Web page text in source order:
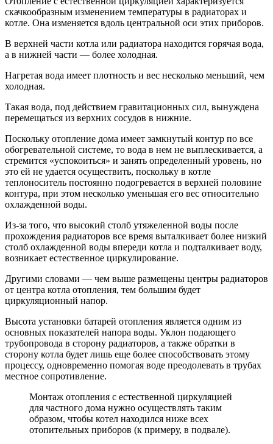
скачкообразным изменением температуры в радиаторах и
котле. Она изменяется вдоль центральной оси этих приборов.
В верхней части котла или радиатора находится горячая вода,
а в нижней части — более холодная.
Нагретая вода имеет плотность и вес несколько меньший, чем
холодная.
Такая вода, под действием гравитационных сил, вынуждена
перемещаться из верхних сосудов в нижние.
Поскольку отопление дома имеет замкнутый контур по все
обогревательной системе, то вода в нем не выплескивается, а
стремится «успокоиться» и занять определенный уровень, но
это ей не удается осуществить, поскольку в котле
теплоноситель постоянно подогревается в верхней половине
контура, при этом несколько уменьшая его вес относительно
охлажденной воды.
Из-за того, что высокий столб утяжеленной воды после
прохождения радиаторов все время выталкивает более низкий
столб охлажденной воды впереди котла и подталкивает воду,
возникает естественное циркулирование.
Другими словами — чем выше размещены центры радиаторов
от центра котла отопления, тем большим будет
циркуляционный напор.
Высота установки батарей отопления является одним из
основных показателей напора воды. Уклон подающего
трубопровода в сторону радиаторов, а также обратки в
сторону котла будет лишь еще более способствовать этому
процессу, одновременно помогая воде преодолевать в трубах
местное сопротивление.
Монтаж отопления с естественной циркуляцией
для частного дома нужно осуществлять таким
образом, чтобы котел находился ниже всех
отопительных приборов (к примеру, в подвале).